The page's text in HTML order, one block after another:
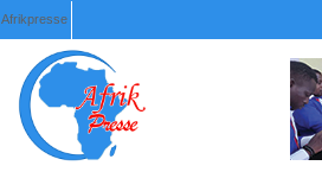
Afrikpresse